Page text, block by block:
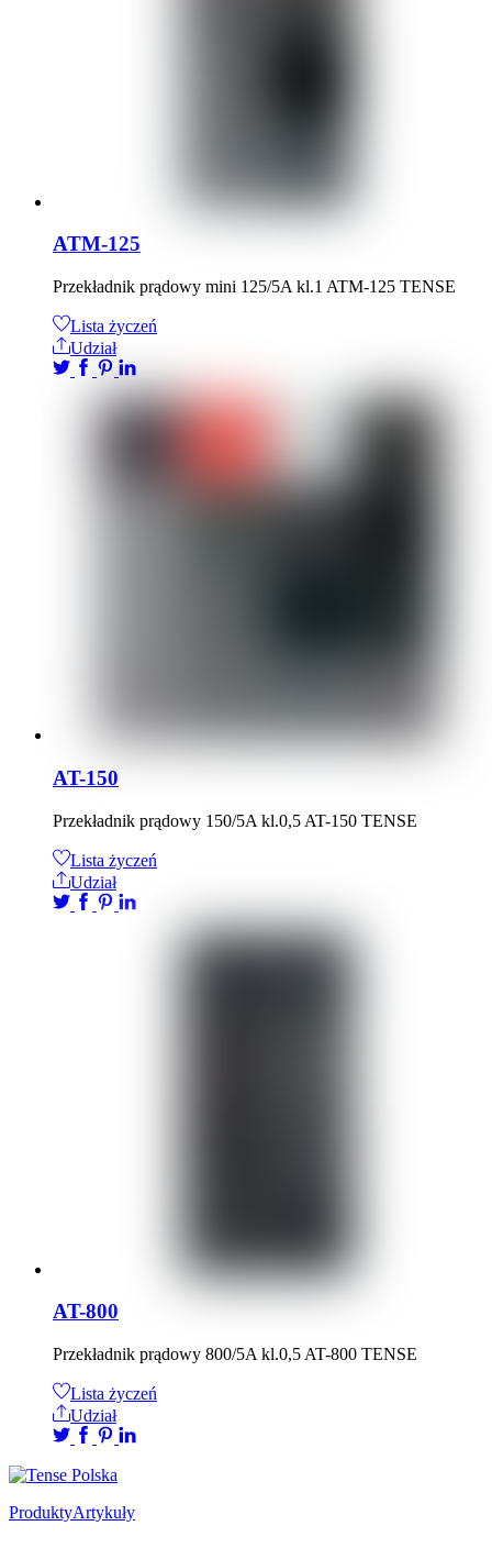
ATM-125
Przekładnik prądowy mini 125/5A kl.1 ATM-125 TENSE
Lista życzeń
Udział
AT-150
Przekładnik prądowy 150/5A kl.0,5 AT-150 TENSE
Lista życzeń
Udział
AT-800
Przekładnik prądowy 800/5A kl.0,5 AT-800 TENSE
Lista życzeń
Udział
ProduktyArtykuły